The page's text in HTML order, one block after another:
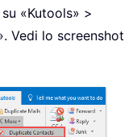
«Kutools» >
Vedi lo screenshot